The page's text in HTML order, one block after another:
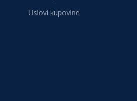
Uslovi kupovine